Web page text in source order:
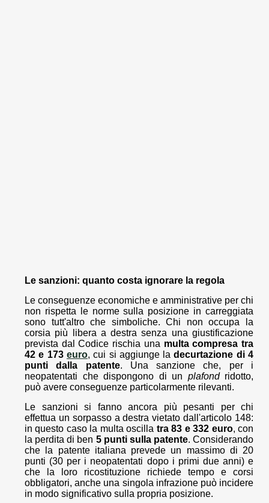
Le sanzioni: quanto costa ignorare la regola
Le conseguenze economiche e amministrative per chi
non rispetta le norme sulla posizione in carreggiata
sono tutt'altro che simboliche. Chi non occupa la
corsia più libera a destra senza una giustificazione
prevista dal Codice rischia una multacompresa tra
42 e 173 euro, cui si aggiunge ladecurtazione di 4
punti dalla patente. Una sanzione che, per i
neopatentati che dispongono di un plafondridotto,
può avere conseguenze particolarmente rilevanti.
Le sanzioni si fanno ancora più pesanti per chi
effettua un sorpasso a destra vietato dall'articolo 148:
in questo caso la multa oscilla tra 83 e 332 euro, con
la perdita di ben 5 punti sulla patente. Considerando
che la patente italiana prevede un massimo di 20
punti (30 per i neopatentati dopo i primi due anni) e
che la loro ricostituzione richiede tempo e corsi
obbligatori, anche una singola infrazione può incidere
in modo significativo sulla propria posizione.